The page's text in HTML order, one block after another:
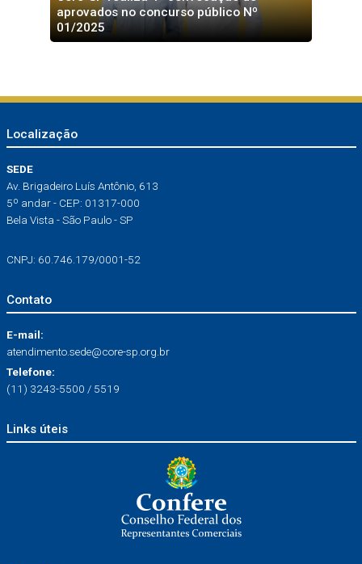
aprovados no concurso público Nº
01/2025
Localização
SEDE
Av. Brigadeiro Luís Antônio, 613
5º andar - CEP: 01317-000
Bela Vista - São Paulo - SP
CNPJ: 60.746.179/0001-52
Contato
E-mail:
atendimento.sede@core-sp.org.br
Telefone:
(11) 3243-5500 / 5519
Links úteis